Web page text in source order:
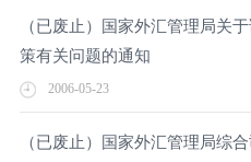
（已废止）国家外汇管理局关
策有关问题的通知
2006-05-23
（已废止）国家外汇管理局综